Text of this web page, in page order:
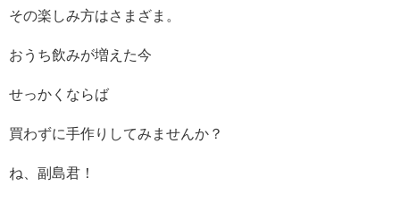
その楽しみ方はさまざま。
おうち飲みが増えた今
せっかくならば
買わずに手作りしてみませんか？
ね、副島君！